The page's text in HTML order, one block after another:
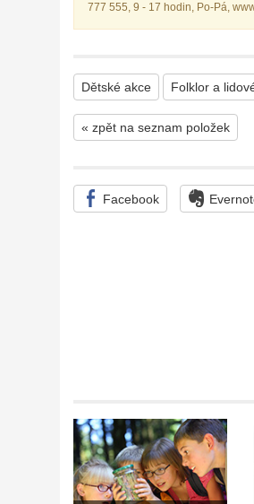
777 555, 9 - 17 hodin, Po-Pá,
Dětské akce Folklor a
« zpět na seznam položek
Facebook